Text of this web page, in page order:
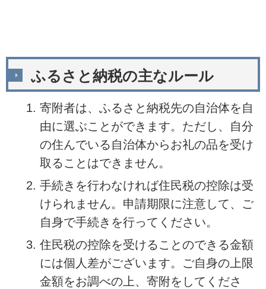
ふるさと納税の主なルール
寄附者は、ふるさと納税先の自治体を自
由に選ぶことができます。ただし、自分
の住んでいる自治体からお礼の品を受け
取ることはできません。
手続きを行わなければ住民税の控除は受
けられません。申請期限に注意して、ご
自身で手続きを行ってください。
住民税の控除を受けることのできる金額
には個人差がございます。ご自身の上限
金額をお調べの上、寄附をしてくださ